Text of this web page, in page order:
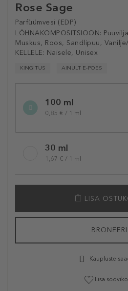
Rose Sage
Parfüümvesi (EDP)
LÕHNAKOMPOSITSIOON:
Muskus, Roos, Sandlipuu,
KELLELE: Naisele, Unisex
KINGITUS AINULT E-POES
variation100 ml
0,85 € / 1 ml
30 ml
1,67 € / 1 ml
LISA
BRONEERI
Kaupluste
Lisa